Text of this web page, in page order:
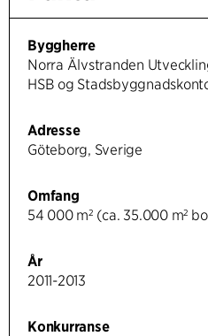
Byggherre
Norra Älvstranden
HSB og
Adresse
Göteborg, Sverige
Omfang
54 000 m² (ca. 35.000 m²
År
2011-2013
Konkurranse